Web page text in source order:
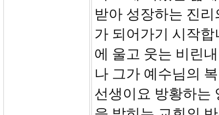
받아 성장하는 진
가 되어가기 시작
에 울고 웃는 비린
나 그가 예수님의
선생이요 방황하는